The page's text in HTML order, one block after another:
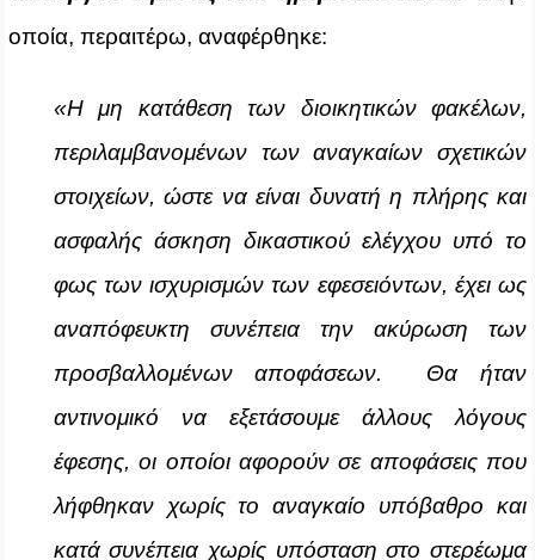
οποία, περαιτέρω, αναφέρθηκε:
«Η μη κατάθεση των διοικητικών φακέλων,
περιλαμβανομένων των αναγκαίων σχετικών
στοιχείων, ώστε να είναι δυνατή η πλήρης και
ασφαλής άσκηση δικαστικού ελέγχου υπό το
φως των ισχυρισμών των εφεσειόντων, έχει ως
αναπόφευκτη συνέπεια την ακύρωση των
προσβαλλομένων αποφάσεων. Θα ήταν
αντινομικό να εξετάσουμε άλλους λόγους
έφεσης, οι οποίοι αφορούν σε αποφάσεις που
λήφθηκαν χωρίς το αναγκαίο υπόβαθρο και
κατά συνέπεια χωρίς υπόσταση στο στερέωμα